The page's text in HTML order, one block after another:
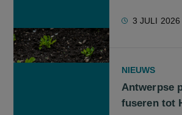
3 JULI 2026
NIEUWS
Antwerpse
fuseren tot